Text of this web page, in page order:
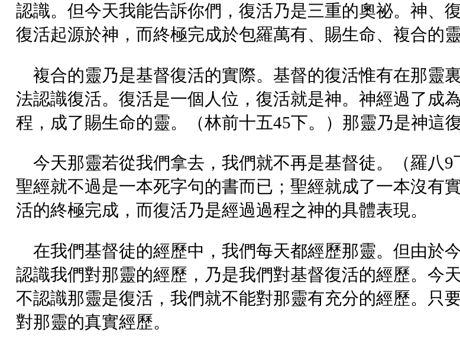
認識。但今天我能告訴你們，復活乃是三重的奧祕。神、
復活起源於神，而終極完成於包羅萬有、賜生命、複合的靈
複合的靈乃是基督復活的實際。基督的復活惟有在那靈
法認識復活。復活是一個人位，復活就是神。神經過了成
程，成了賜生命的靈。（林前十五45下。）那靈乃是神這
今天那靈若從我們拿去，我們就不再是基督徒。（羅八
聖經就不過是一本死字句的書而已；聖經就成了一本沒有
活的終極完成，而復活乃是經過過程之神的具體表現。
在我們基督徒的經歷中，我們每天都經歷那靈。但由於
認識我們對那靈的經歷，乃是我們對基督復活的經歷。今
不認識那靈是復活，我們就不能對那靈有充分的經歷。只
對那靈的真實經歷。